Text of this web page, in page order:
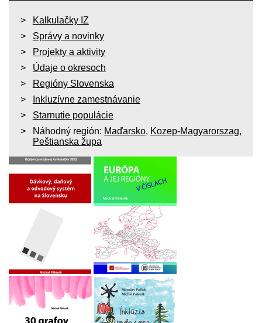
Kalkulačky IZ
Správy a novinky
Projekty a aktivity
Údaje o okresoch
Regióny Slovenska
Inkluzívne zamestnávanie
Starnutie populácie
Náhodný región: Maďarsko, Kozep-Magyarorszag,
Peštianska župa